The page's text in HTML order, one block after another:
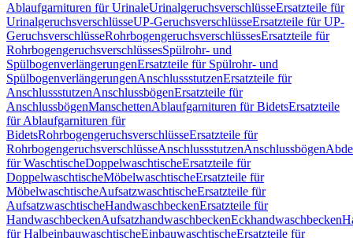
Ablaufgarnituren für UrinaleUrinalgeruchsverschlüsseErsatzteile für
UrinalgeruchsverschlüsseUP-GeruchsverschlüsseErsatzteile für UP-
GeruchsverschlüsseRohrbogengeruchsverschlüssesErsatzteile für
RohrbogengeruchsverschlüssesSpülrohr- und
SpülbogenverlängerungenErsatzteile für Spülrohr- und
SpülbogenverlängerungenAnschlussstutzenErsatzteile für
AnschlussstutzenAnschlussbögenErsatzteile für
AnschlussbögenManschettenAblaufgarnituren für BidetsErsatzteile
für Ablaufgarnituren für
BidetsRohrbogengeruchsverschlüsseErsatzteile für
RohrbogengeruchsverschlüsseAnschlussstutzenAnschlussbögen
für WaschtischeDoppelwaschtischeErsatzteile für
DoppelwaschtischeMöbelwaschtischeErsatzteile für
MöbelwaschtischeAufsatzwaschtischeErsatzteile für
AufsatzwaschtischeHandwaschbeckenErsatzteile für
HandwaschbeckenAufsatzhandwaschbeckenEckhandwaschbecken
für HalbeinbauwaschtischeEinbauwaschtischeErsatzteile für